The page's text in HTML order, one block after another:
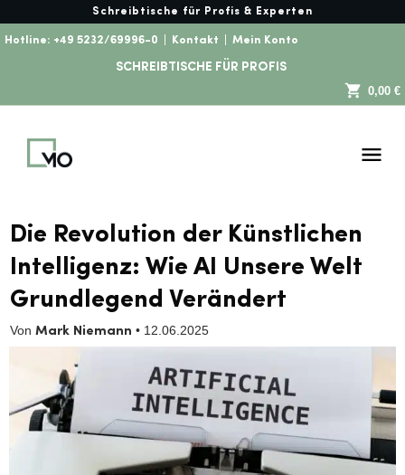
Schreibtische für Profis & Experten
Hotline: +49 5232/69996-0 Kontakt Mein Konto
SCHREIBTISCHE FÜR PROFIS
0,00 €
Die Revolution der Künstlichen
Intelligenz: Wie AI Unsere Welt
Grundlegend Verändert
Von Mark Niemann • 12.06.2025